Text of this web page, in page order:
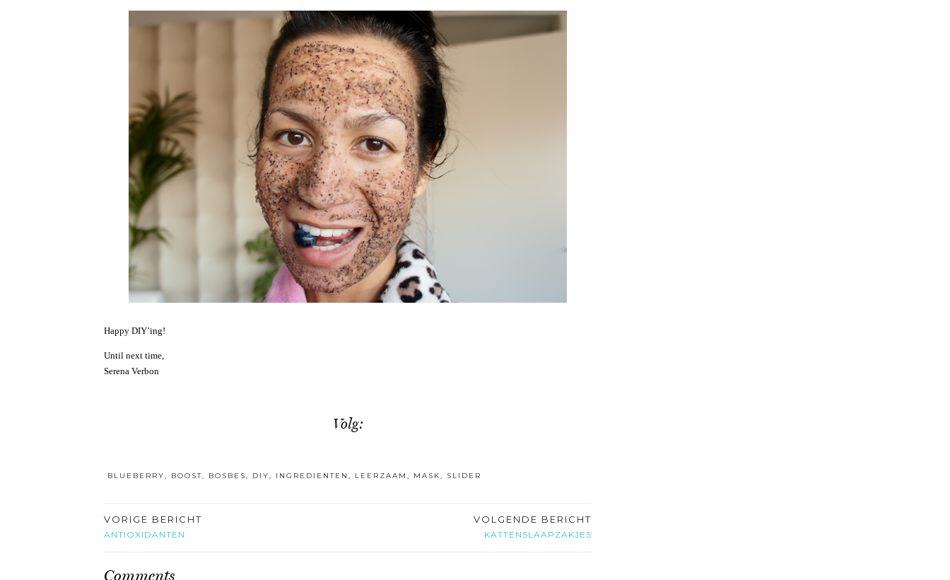
Happy DIY’ing!
Until next time,
Serena Verbon
Volg:
BLUEBERRY, BOOST, BOSBES, DIY, INGREDIENTEN , LEERZAAM , MASK, SLIDER
VORIGE BERICHT
ANTIOXIDANTEN
VOLGENDE BERICHT
KATTENSLAAPZAKJES
Comments